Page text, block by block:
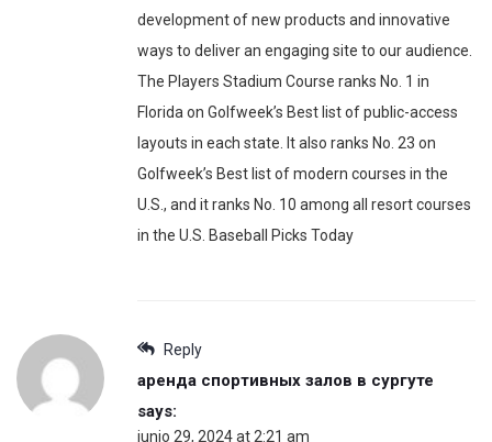
development of new products and innovative
ways to deliver an engaging site to our audience.
The Players Stadium Course ranks No. 1 in
Florida on Golfweek’s Best list of public-access
layouts in each state. It also ranks No. 23 on
Golfweek’s Best list of modern courses in the
U.S., and it ranks No. 10 among all resort courses
in the U.S. Baseball Picks Today
Reply
аренда спортивных залов в сургуте
says:
junio 29, 2024 at 2:21 am